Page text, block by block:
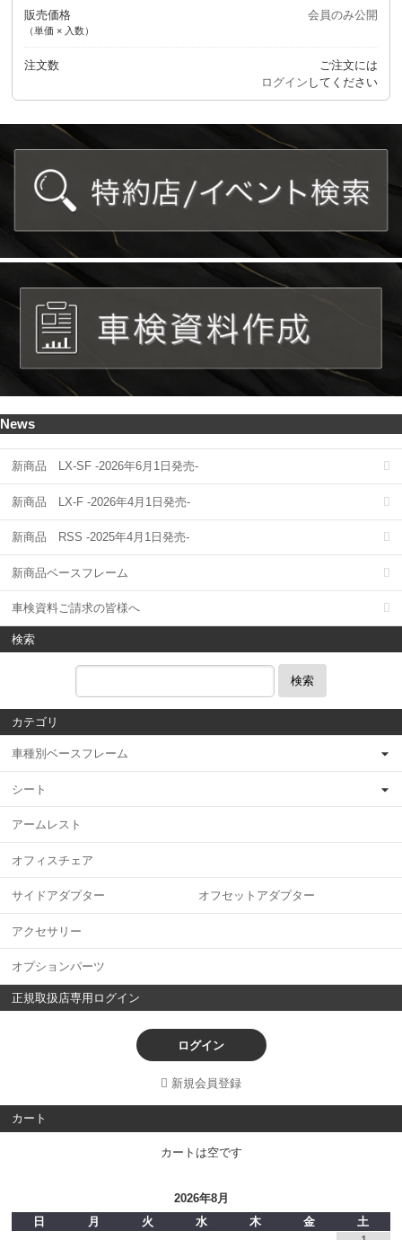
販売価格
（単価 × 入数）
会員のみ公開
注文数
ご注文には
ログイン してください
News
新商品 LX-SF -2026年6月1日発売-
新商品 LX-F -2026年4月1日発売-
新商品 RSS -2025年4月1日発売-
新商品ベースフレーム
車検資料ご請求の皆様へ
検索
検索
カテゴリ
車種別ベースフレーム
シート
アームレスト
オフィスチェア
サイドアダプター オフセットアダプター
アクセサリー
オプションパーツ
正規取扱店専用ログイン
ログイン
新規会員登録
カート
カートは空です
2026年8月
日
月 火 水 木 金
土